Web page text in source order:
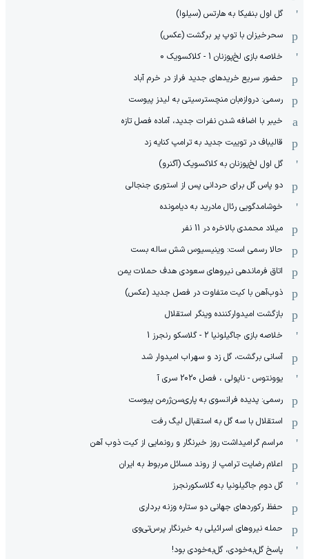
گل اول بنفیکا به هارتس (سیلوا)
سحرخیزان با توپ پر برگشت (عکس)
خلاصه بازی لخ‌پوزنان 1 - کلاکسویک 0
حضور سریع خریدهای جدید فراز در خرم آباد
رسمی: دروازه‌بان منچسترسیتی به لیدز پیوست
خیبر با اضافه شدن نفرات جدید، آماده فصل تازه
قالیباف در توییت جدید به ترامپ کنایه زد
گل اول لخ‌پوزنان به کلاکسویک (آگنرو)
دو پاس گل برای حردانی پس از استوری جنجالی
خوشامدگویی رئال مادرید به دیامونده
میلاد محمدی بالاخره در 11 نفر
حالا رسمی است: وینیسیوس شش ساله بست
اتاق فرماندهی نیروهای سعودی هدف حملات یمن
ذوب‌آهن با کیت متفاوت در فصل جدید (عکس)
بازگشت امیدوارکننده وینگر استقلال
خلاصه بازی جاگیلونیا 2 - گلاسکو رنجرز 1
آسانی برگشت، گل زد و سهراب امیدوار شد
یوونتوس - ناپولی ، فصل 2020 سری آ
رسمی: پدیده فرانسوی به پاری‌سن‌ژرمن پیوست
استقلال با سه گل به استقبال لیگ رفت
مراسم گرامیداشت روز خبرنگار و رونمایی از کیت ذوب آهن
اعلام رضایت ترامپ از روند مسائل مربوط به ایران
گل دوم جاگیلونیا به گلاسکورنجرز
حفظ رکوردهای جهانی دو ستاره وزنه برداری
حمله نیروهای اسرائیلی به خبرنگار پرس‌تی‌وی
پاسخ گل‌به‌خودی، گل‌به‌خودی بود!